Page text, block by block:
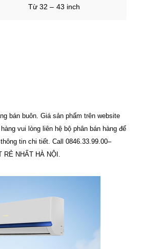
Từ 32 – 43 inch
bán buôn. Giá sản phẩm trên website
vui lòng liên hệ bộ phân bán hàng để
tin chi tiết. Call 0846.33.99.00–
RẺ NHẤT HÀ NỘI.